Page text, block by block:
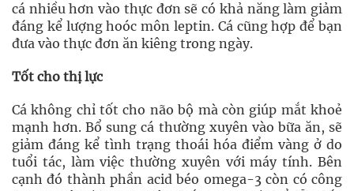
cá nhiều hơn vào thực đơn sẽ có khả năng làm giảm
đáng kể lượng hoóc môn leptin. Cá cũng hợp để bạn
đưa vào thực đơn ăn kiêng trong ngày.
Tốt cho thị lực
Cá không chỉ tốt cho não bộ mà còn giúp mắt khoẻ
mạnh hơn. Bổ sung cá thường xuyên vào bữa ăn, sẽ
giảm đáng kể tình trạng thoái hóa điểm vàng ở do
tuổi tác, làm việc thường xuyên với máy tính. Bên
cạnh đó thành phần acid béo omega-3 còn có công